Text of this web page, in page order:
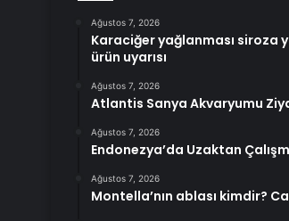
Ağustos 7, 2026
Karaciğer yağlanması siroza
ürün uyarısı
Ağustos 7, 2026
Atlantis Sanya Akvaryumu
Ağustos 7, 2026
Endonezya’da Uzaktan
Ağustos 7, 2026
Montella’nın ablası kimdir?